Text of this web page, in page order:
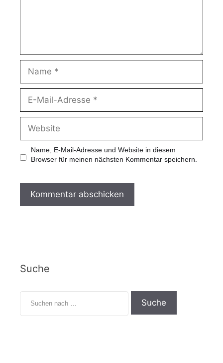
Name, E-Mail-Adresse und Website in diesem
Browser für meinen nächsten Kommentar speichern.
Suche